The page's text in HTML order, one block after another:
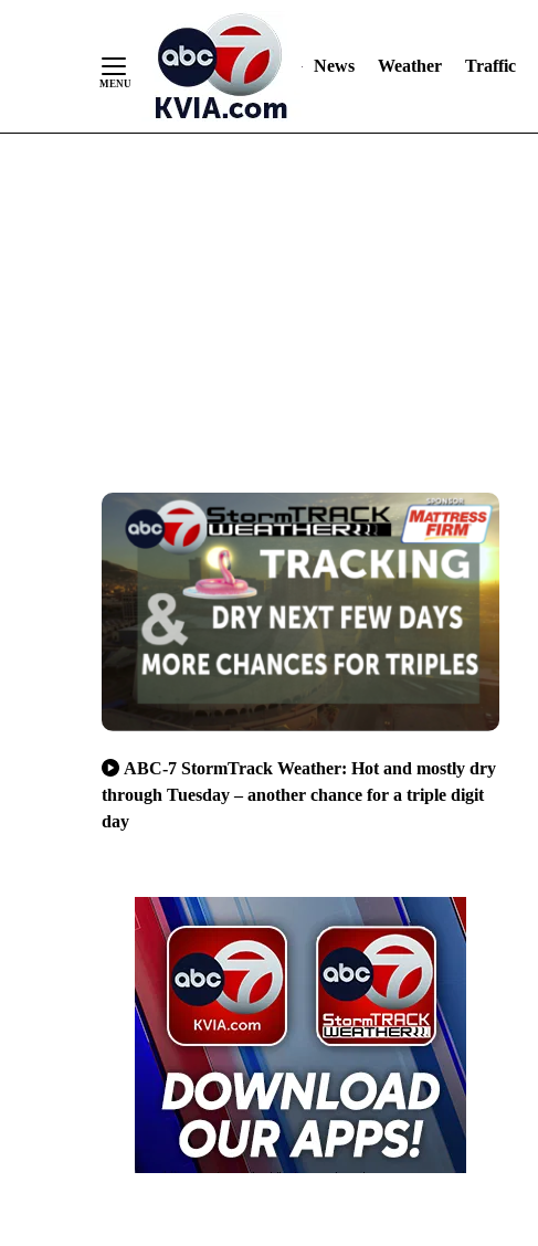
News Weather Traffic
ABC-7 StormTrack Weather: Hot and mostly dry
through Tuesday – another chance for a triple digit
day